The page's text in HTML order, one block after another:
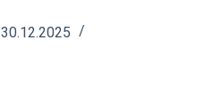
30.12.2025